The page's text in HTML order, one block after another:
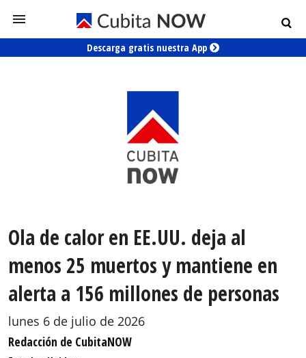
Descarga gratis nuestra App
Ola de calor en EE.UU. deja al
menos 25 muertos y mantiene en
alerta a 156 millones de personas
lunes 6 de julio de 2026
Redacción de CubitaNOW